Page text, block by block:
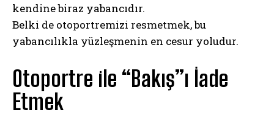
kendine biraz yabancıdır.
Belki de otoportremizi resmetmek, bu
yabancılıkla yüzleşmenin en cesur yoludur.
Otoportre ile “Bakış”ı İade
Etmek